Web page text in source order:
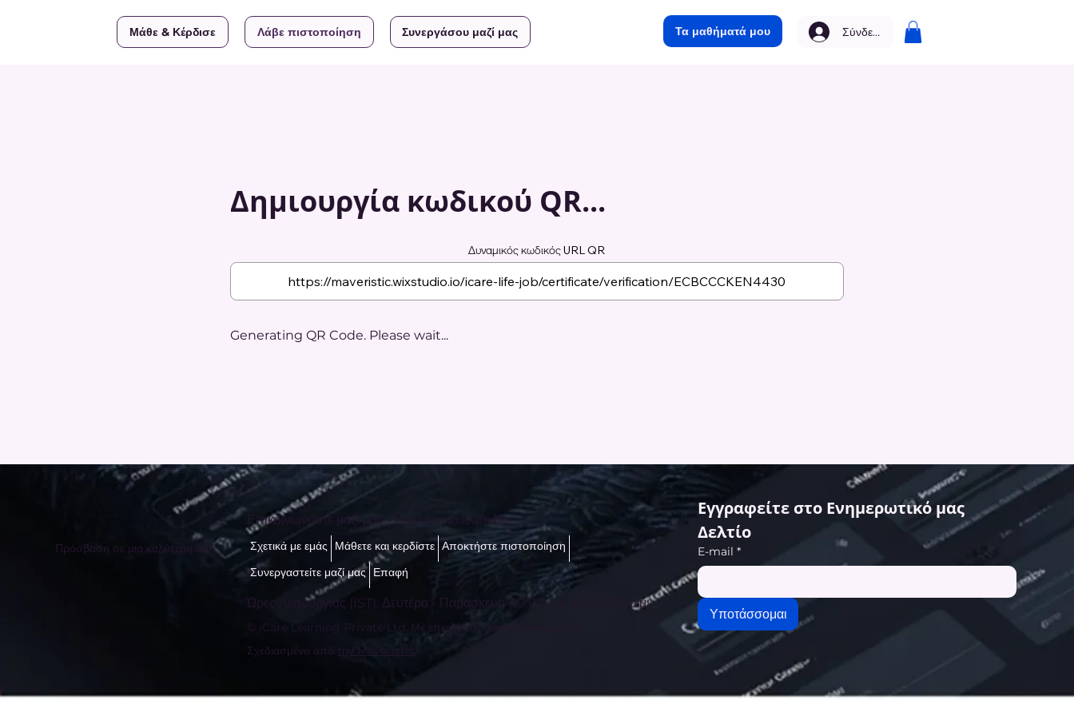
Μάθε & Κέρδισε Λάβε πιστοποίηση Συνεργάσου μαζί μας Τα μαθήματά μου Σύνδεση
Δημιουργία κωδικού QR...
Δυναμικός κωδικός URL QR
Generating QR Code. Please wait...
Πρόσβαση σε μια καλύτερη ζωή
Επικοινωνήστε μαζί μας - talktous@icare.life
Σχετικά με εμάς Μάθετε και κερδίστε Αποκτήστε πιστοποίηση
Συνεργαστείτε μαζί μας Επαφή
Ώρες Λειτουργίας (IST): Δευτέρα - Παρασκευή (10:00 π.μ. έως 6:00 μ.μ.)
© iCare Learning Private Ltd. Με επιφύλαξη παντός δικαιώματος.
Σχεδιασμένο από την Maveristic
Εγγραφείτε στο Ενημερωτικό μας
Δελτίο
E-mail *
Υποτάσσομαι